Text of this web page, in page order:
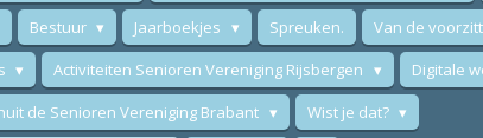
Bestuur Jaarboekjes Spreuken. Van de
Activiteiten Senioren Vereniging Rijsbergen Digitale
de Senioren Vereniging Brabant
Wist je dat?